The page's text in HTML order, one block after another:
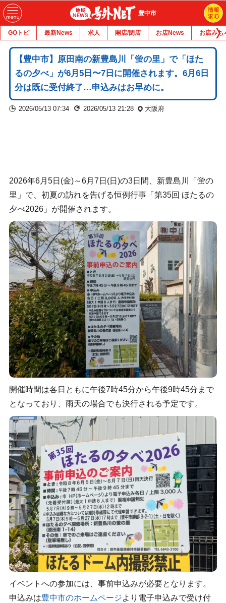
豊中市
GOトピ 最新News 求人 開店/閉店 お店News お店みち
【豊中市】原田南の新豊島川「蛍の里」で「ほた
るの夕べ」が6月5日〜7日に開催されます。6月6日
分は既に受付終了…申込みはお早めに。
2026/05/13 07:34 2026/05/13 21:28 大阪府
2026年6月5日(金)～6月7日(日)の3日間、新豊島川「蛍の
里」で、初夏の訪れを告げる恒例行事「第35回 ほたるの
夕べ2026」が開催されます。
開催時間は各日ともに午後7時45分から午後9時45分まで
となっており、雨天の場合でも決行される予定です。
イベントへの参加には、事前申込みが必要となります。
申込みは豊中市のホームページより電子申込みで受け付